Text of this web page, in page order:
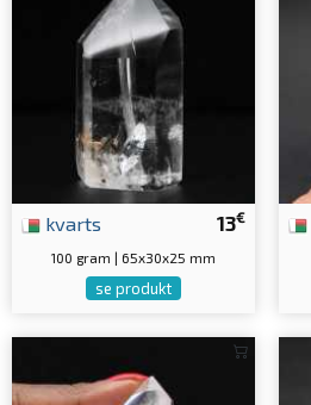
13€
kvarts
100 gram | 65x30x25 mm
se produkt